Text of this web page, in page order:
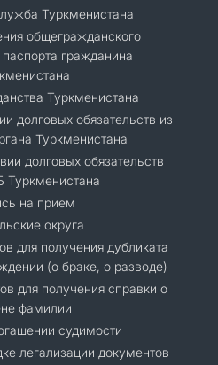
Туркменистана
общегражданского
паспорта гражданина
Туркменистана
долговых обязательств из
Туркменистана
долговых обязательств
Туркменистана
на прием
округа
для получения дубликата
(о браке, о разводе)
для получения справки о
фамилии
судимости
легализации документов